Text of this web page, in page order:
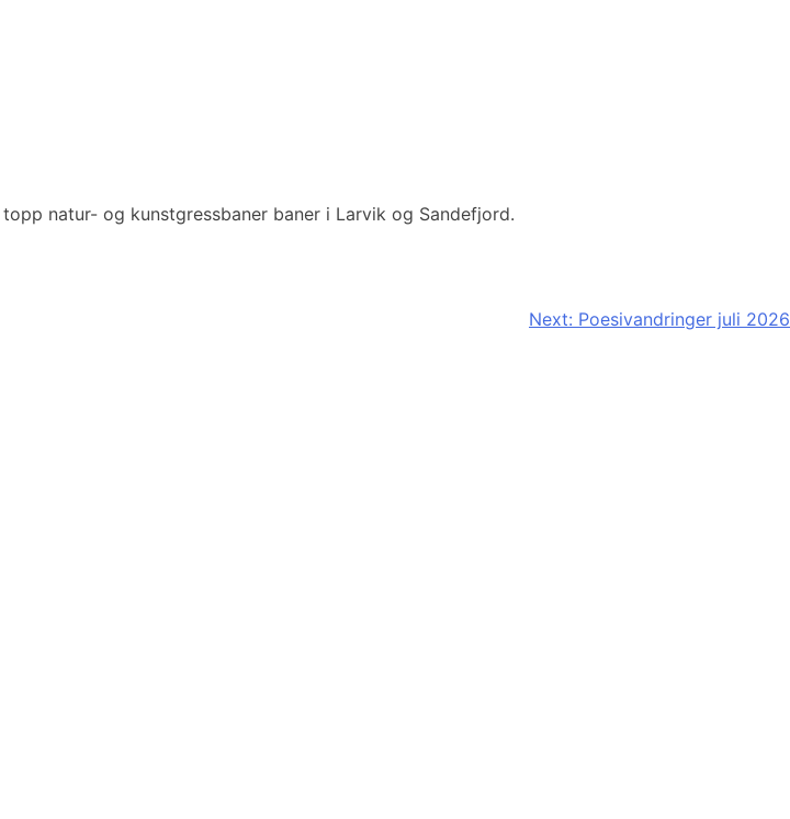
natur- og kunstgressbaner baner i Larvik og Sandefjord.
Next: Poesivandringer juli 2026